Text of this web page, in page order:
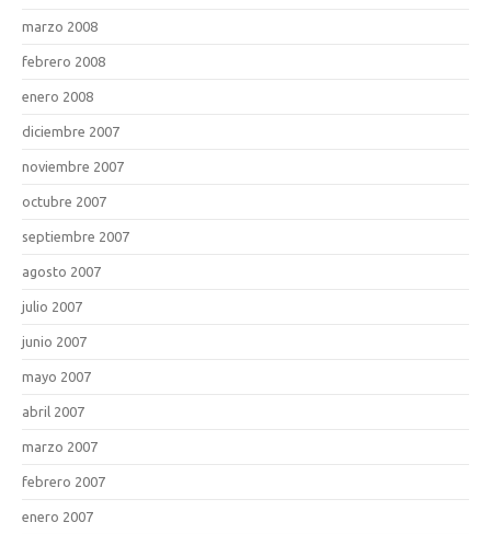
marzo 2008
febrero 2008
enero 2008
diciembre 2007
noviembre 2007
octubre 2007
septiembre 2007
agosto 2007
julio 2007
junio 2007
mayo 2007
abril 2007
marzo 2007
febrero 2007
enero 2007